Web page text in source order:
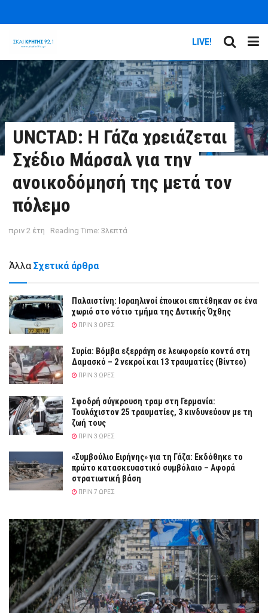
LIVE!
UNCTAD: Η Γάζα χρειάζεται
Σχέδιο Μάρσαλ για την
ανοικοδόμησή της μετά τον
πόλεμο
πριν 2 έτη Reading Time: 3λεπτά
Άλλα Σχετικά άρθρα
Παλαιστίνη: Ισραηλινοί έποικοι επιτέθηκαν σε ένα
χωριό στο νότιο τμήμα της Δυτικής Όχθης
ΠΡΙΝ 3 ΏΡΕΣ
Συρία: Βόμβα εξερράγη σε λεωφορείο κοντά στη
Δαμασκό – 2 νεκροί και 13 τραυματίες (Βίντεο)
ΠΡΙΝ 3 ΏΡΕΣ
Σφοδρή σύγκρουση τραμ στη Γερμανία:
Τουλάχιστον 25 τραυματίες, 3 κινδυνεύουν με τη
ζωή τους
ΠΡΙΝ 3 ΏΡΕΣ
«Συμβούλιο Ειρήνης» για τη Γάζα: Εκδόθηκε το
πρώτο κατασκευαστικό συμβόλαιο – Αφορά
στρατιωτική βάση
ΠΡΙΝ 7 ΏΡΕΣ